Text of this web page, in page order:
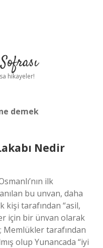
hikayeler!
demek
Nedir
ilk
bu unvan, daha
kişi tarafından “asil,
için bir ünvan olarak
Memlükler tarafından
olup Yunancada “iyi